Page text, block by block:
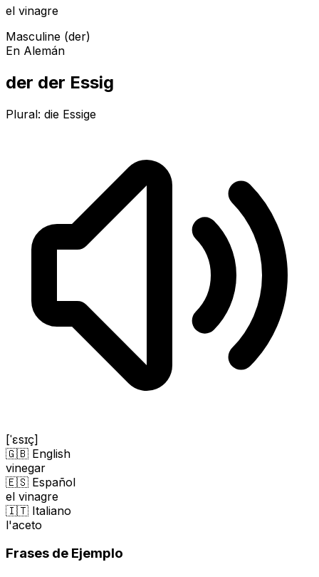
el vinagre
Masculine (der)
En Alemán
der der Essig
Plural: die Essige
[ˈɛsɪç]
🇬🇧 English
vinegar
🇪🇸 Español
el vinagre
🇮🇹 Italiano
l'aceto
Frases de Ejemplo